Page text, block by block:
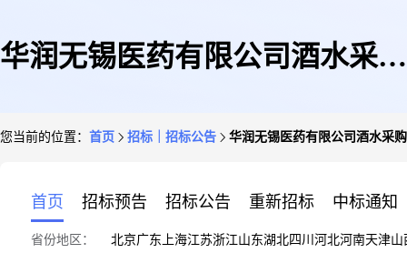
华润无锡医药有限公司酒水采购
您当前的位置： 首页 招标｜招标公告 华润无锡医药有限公司酒水采
首页 招标预告 招标公告 重新招标 中标通知
省份地区： 北京广东 上海江苏浙江山东湖北四川 河北河南天津山